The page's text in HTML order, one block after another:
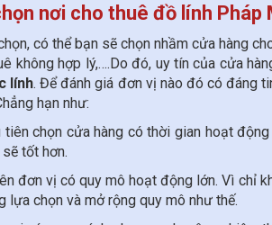
nơi cho thuê đồ lính Pháp
có thể bạn sẽ chọn nhầm cửa hàng
không hợp lý,….Do đó, uy tín của cửa
lính. Để đánh giá đơn vị nào đó có đáng
hạn như:
tiên chọn cửa hàng có thời gian hoạt
tốt hơn.
đơn vị có quy mô hoạt động lớn. Vì chỉ
chọn và mở rộng quy mô như thế.